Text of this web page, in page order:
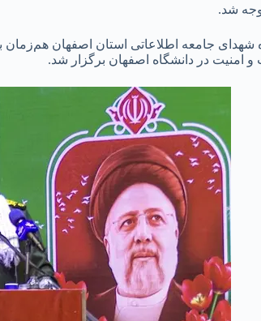
شد.
شهدای جامعه اطلاعاتی استان اصفهان
امنیت در دانشگاه اصفهان برگزار شد.